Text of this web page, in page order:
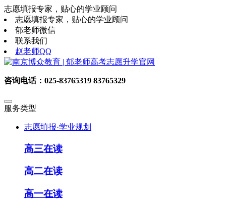
志愿填报专家，贴心的学业顾问
志愿填报专家，贴心的学业顾问
郁老师微信
联系我们
赵老师QQ
咨询电话：025-83765319 83765329
服务类型
志愿填报·学业规划
高三在读
高二在读
高一在读